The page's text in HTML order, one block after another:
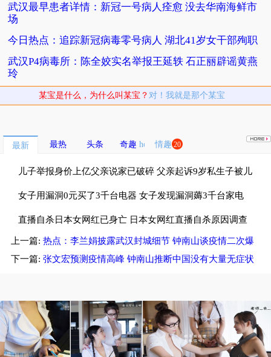
武汉最早患者详情：新冠一号病人痊愈 没去华南海鲜市
场
今日热点：追踪新冠病毒零号病人 湖北41岁女干部殉职
武汉P4病毒所：陈全姣实名举报王延轶 石正丽辟谣黄燕
玲
某宝是什么，为什么叫某宝？ 对！我就是那个某宝
最新 最热 头条 奇趣 情趣 20
儿子举报身价上亿父亲说家已破碎 父亲起诉9岁私生子被儿
子斥畜生不如
女子用漏洞0元买了3千台电器 女子发现漏洞薅3千台家电
租仓库存放
直播自杀日本女网红已身亡 日本女网红直播自杀原因调查
中
上一篇: 热点：李兰娟披露武汉封城细节 钟南山谈疫情二次爆
发
下一篇: 张文宏预测疫情高峰 钟南山推断中国没有大量无症状